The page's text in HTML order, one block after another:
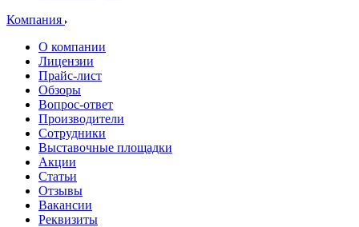
Компания
О компании
Лицензии
Прайс-лист
Обзоры
Вопрос-ответ
Производители
Сотрудники
Выставочные площадки
Акции
Статьи
Отзывы
Вакансии
Реквизиты